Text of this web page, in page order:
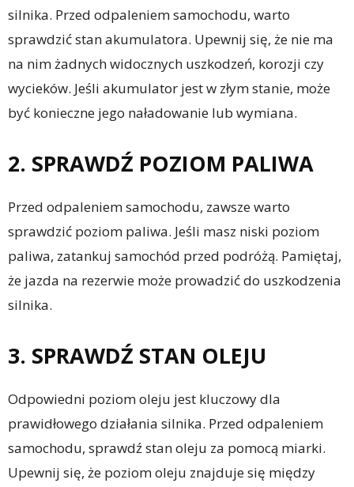
silnika. Przed odpaleniem samochodu, warto
sprawdzić stan akumulatora. Upewnij się, że nie ma
na nim żadnych widocznych uszkodzeń, korozji czy
wycieków. Jeśli akumulator jest w złym stanie, może
być konieczne jego naładowanie lub wymiana.
2. SPRAWDŹ POZIOM PALIWA
Przed odpaleniem samochodu, zawsze warto
sprawdzić poziom paliwa. Jeśli masz niski poziom
paliwa, zatankuj samochód przed podróżą. Pamiętaj,
że jazda na rezerwie może prowadzić do uszkodzenia
silnika.
3. SPRAWDŹ STAN OLEJU
Odpowiedni poziom oleju jest kluczowy dla
prawidłowego działania silnika. Przed odpaleniem
samochodu, sprawdź stan oleju za pomocą miarki.
Upewnij się, że poziom oleju znajduje się między